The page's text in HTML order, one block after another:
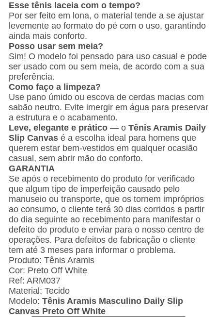
Esse tênis laceia com o tempo?
Por ser feito em lona, o material tende a se ajustar
levemente ao formato do pé com o uso, garantindo
ainda mais conforto.
Posso usar sem meia?
Sim! O modelo foi pensado para uso casual e pode
ser usado com ou sem meia, de acordo com a sua
preferência.
Como faço a limpeza?
Use pano úmido ou escova de cerdas macias com
sabão neutro. Evite imergir em água para preservar
a estrutura e o acabamento.
Leve, elegante e prático— o Tênis Aramis Daily
Slip Canvasé a escolha ideal para homens que
querem estar bem-vestidos em qualquer ocasião
casual, sem abrir mão do conforto.
GARANTIA
Se após o recebimento do produto for verificado
que algum tipo de imperfeição causado pelo
manuseio ou transporte, que os tornem impróprios
ao consumo, o cliente terá 30 dias corridos a partir
do dia seguinte ao recebimento para manifestar o
defeito do produto e enviar para o nosso centro de
operações. Para defeitos de fabricação o cliente
tem até 3 meses para informar o problema.
Produto: Tênis Aramis
Cor: Preto Off White
Ref: ARM037
Material: Tecido
Modelo: Tênis Aramis Masculino Daily Slip
Canvas Preto Off White